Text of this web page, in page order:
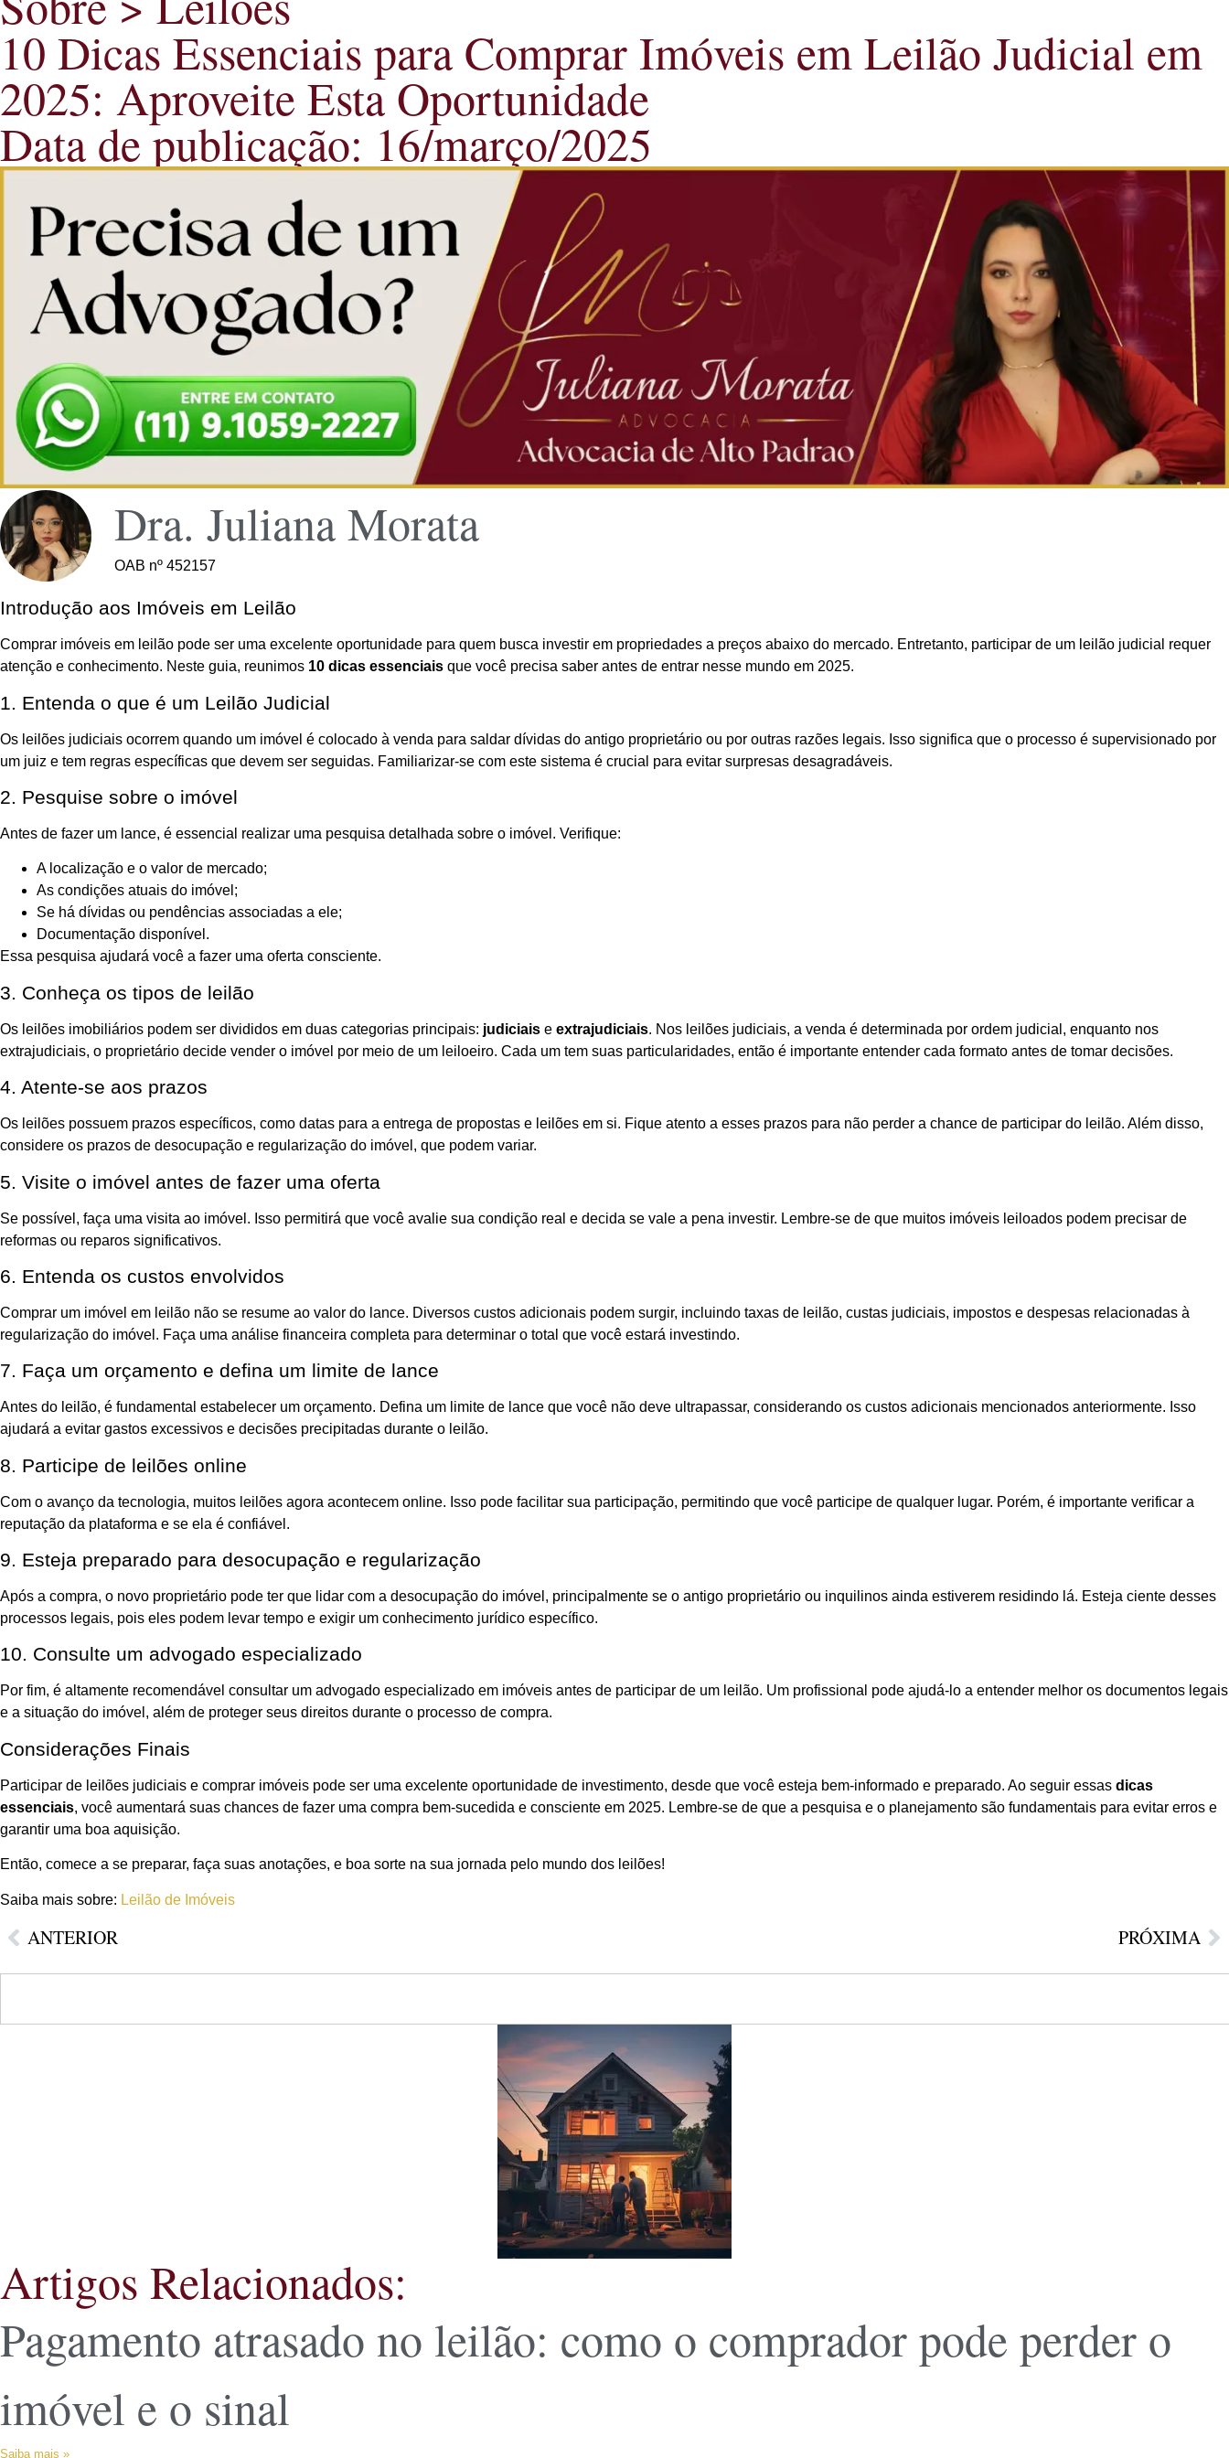
10 Dicas Essenciais para Comprar Imóveis em Leilão Judicial em
2025: Aproveite Esta Oportunidade
Data de publicação: 16/março/2025
Dra. Juliana Morata
OAB nº 452157
Introdução aos Imóveis em Leilão
Comprar imóveis em leilão pode ser uma excelente oportunidade para quem busca investir em propriedades a preços abaixo do mercado. Entretanto, participar de um leilão judicial requer
atenção e conhecimento. Neste guia, reunimos 10 dicas essenciais que você precisa saber antes de entrar nesse mundo em 2025.
1. Entenda o que é um Leilão Judicial
Os leilões judiciais ocorrem quando um imóvel é colocado à venda para saldar dívidas do antigo proprietário ou por outras razões legais. Isso significa que o processo é supervisionado por
um juiz e tem regras específicas que devem ser seguidas. Familiarizar-se com este sistema é crucial para evitar surpresas desagradáveis.
2. Pesquise sobre o imóvel
Antes de fazer um lance, é essencial realizar uma pesquisa detalhada sobre o imóvel. Verifique:
A localização e o valor de mercado;
As condições atuais do imóvel;
Se há dívidas ou pendências associadas a ele;
Documentação disponível.
Essa pesquisa ajudará você a fazer uma oferta consciente.
3. Conheça os tipos de leilão
Os leilões imobiliários podem ser divididos em duas categorias principais: judiciais e extrajudiciais. Nos leilões judiciais, a venda é determinada por ordem judicial, enquanto nos
extrajudiciais, o proprietário decide vender o imóvel por meio de um leiloeiro. Cada um tem suas particularidades, então é importante entender cada formato antes de tomar decisões.
4. Atente-se aos prazos
Os leilões possuem prazos específicos, como datas para a entrega de propostas e leilões em si. Fique atento a esses prazos para não perder a chance de participar do leilão. Além disso,
considere os prazos de desocupação e regularização do imóvel, que podem variar.
5. Visite o imóvel antes de fazer uma oferta
Se possível, faça uma visita ao imóvel. Isso permitirá que você avalie sua condição real e decida se vale a pena investir. Lembre-se de que muitos imóveis leiloados podem precisar de
reformas ou reparos significativos.
6. Entenda os custos envolvidos
Comprar um imóvel em leilão não se resume ao valor do lance. Diversos custos adicionais podem surgir, incluindo taxas de leilão, custas judiciais, impostos e despesas relacionadas à
regularização do imóvel. Faça uma análise financeira completa para determinar o total que você estará investindo.
7. Faça um orçamento e defina um limite de lance
Antes do leilão, é fundamental estabelecer um orçamento. Defina um limite de lance que você não deve ultrapassar, considerando os custos adicionais mencionados anteriormente. Isso
ajudará a evitar gastos excessivos e decisões precipitadas durante o leilão.
8. Participe de leilões online
Com o avanço da tecnologia, muitos leilões agora acontecem online. Isso pode facilitar sua participação, permitindo que você participe de qualquer lugar. Porém, é importante verificar a
reputação da plataforma e se ela é confiável.
9. Esteja preparado para desocupação e regularização
Após a compra, o novo proprietário pode ter que lidar com a desocupação do imóvel, principalmente se o antigo proprietário ou inquilinos ainda estiverem residindo lá. Esteja ciente desses
processos legais, pois eles podem levar tempo e exigir um conhecimento jurídico específico.
10. Consulte um advogado especializado
Por fim, é altamente recomendável consultar um advogado especializado em imóveis antes de participar de um leilão. Um profissional pode ajudá-lo a entender melhor os documentos legais
e a situação do imóvel, além de proteger seus direitos durante o processo de compra.
Considerações Finais
Participar de leilões judiciais e comprar imóveis pode ser uma excelente oportunidade de investimento, desde que você esteja bem-informado e preparado. Ao seguir essas dicas
essenciais, você aumentará suas chances de fazer uma compra bem-sucedida e consciente em 2025. Lembre-se de que a pesquisa e o planejamento são fundamentais para evitar erros e
garantir uma boa aquisição.
Então, comece a se preparar, faça suas anotações, e boa sorte na sua jornada pelo mundo dos leilões!
Saiba mais sobre: Leilão de Imóveis
ANTERIOR PRÓXIMA
Artigos Relacionados:
Pagamento atrasado no leilão: como o comprador pode perder o
imóvel e o sinal
Saiba mais »